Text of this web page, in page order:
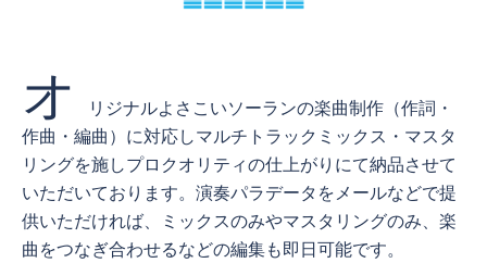
オ
リジナルよさこいソーランの楽曲制作（作詞・
作曲・編曲）に対応しマルチトラックミックス・マスタ
リングを施しプロクオリティの仕上がりにて納品させて
いただいております。演奏パラデータをメールなどで提
供いただければ、ミックスのみやマスタリングのみ、楽
曲をつなぎ合わせるなどの編集も即日可能です。